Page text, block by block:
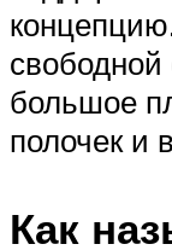
большое
полочек и
Как